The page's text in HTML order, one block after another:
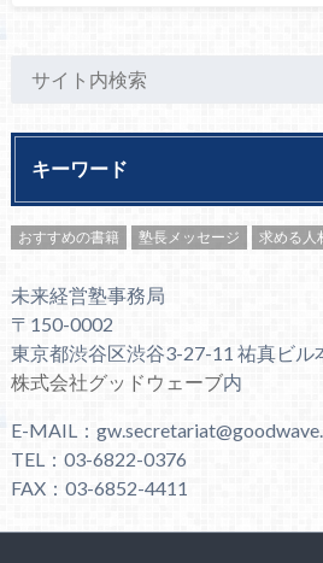
キーワード
おすすめの書籍 塾長メッセージ 求める人
未来経営塾事務局
〒150-0002
東京都渋谷区渋谷3-27-11 祐真ビル
株式会社グッドウェーブ内
E-MAIL：
TEL：03-6822-0376
FAX：03-6852-4411